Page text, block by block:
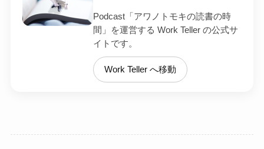
Podcast「アワノトモキの読書の時
間」を運営する Work Teller の公式サ
イトです。
Work Teller へ移動